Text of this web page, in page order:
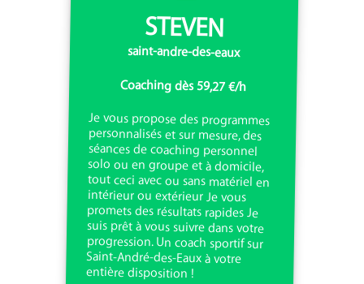
STEVEN
saint-andre-des-eaux
Coaching dès 59,27 €/h
Je vous propose des programmes
personnalisés et sur mesure, des
séances de coaching personnel
solo ou en groupe et à domicile,
tout ceci avec ou sans matériel en
intérieur ou extérieur Je vous
promets des résultats rapides Je
suis prêt à vous suivre dans votre
progression. Un coach sportif sur
Saint-André-des-Eaux à votre
entière disposition !